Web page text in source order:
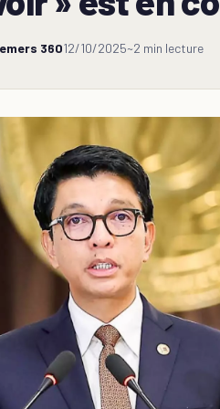
36012/10/2025~2 min lecture